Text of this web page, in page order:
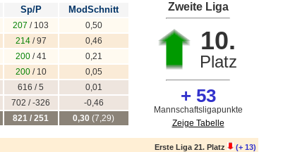
Sp/P ModSchnitt
207 / 103
0,50
214/ 97
0,46
200/ 41
0,21
200/ 10
0,05
616 / 5
0,01
702 / -326
-0,46
821 / 251 0,30 (7,29)
Zweite Liga
10.
Platz
+ 53
Mannschaftsligapunkte
Zeige Tabelle
Erste Liga 21. Platz (+ 13)